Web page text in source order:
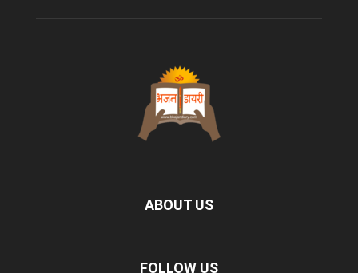
ABOUT US
FOLLOW US